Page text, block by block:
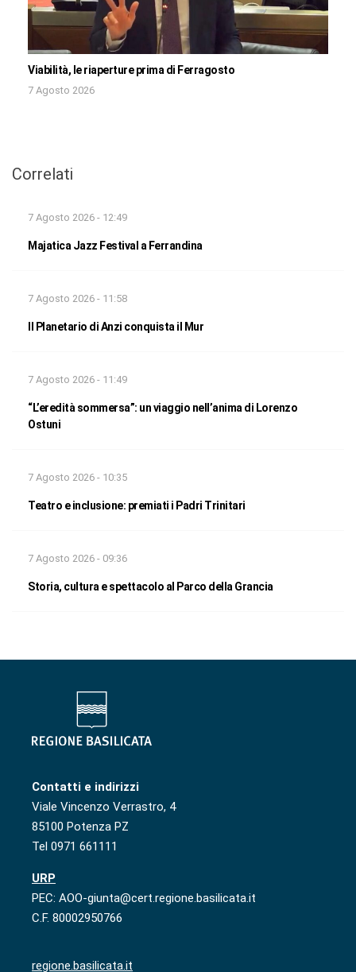
Viabilità, le riaperture prima di Ferragosto
7 Agosto 2026
Correlati
7 Agosto 2026 - 12:49
Majatica Jazz Festival a Ferrandina
7 Agosto 2026 - 11:58
Il Planetario di Anzi conquista il Mur
7 Agosto 2026 - 11:49
“L’eredità sommersa”: un viaggio nell’anima di Lorenzo
Ostuni
7 Agosto 2026 - 10:35
Teatro e inclusione: premiati i Padri Trinitari
7 Agosto 2026 - 09:36
Storia, cultura e spettacolo al Parco della Grancia
Contatti e indirizzi
Viale Vincenzo Verrastro, 4
85100 Potenza PZ
Tel 0971 661111
URP
PEC: AOO-giunta@cert.regione.basilicata.it
C.F. 80002950766
regione.basilicata.it